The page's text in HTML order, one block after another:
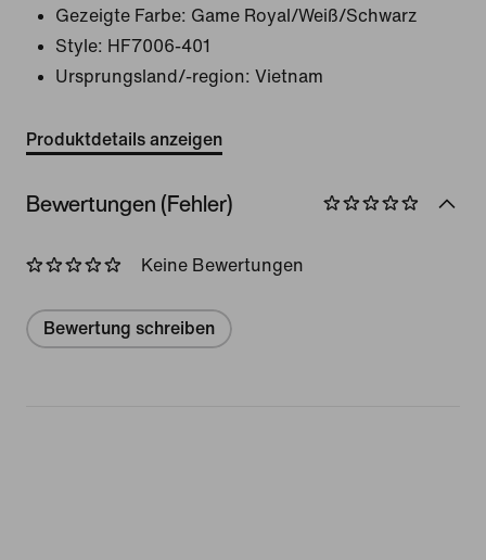
Gezeigte Farbe: Game Royal/Weiß/Schwarz
Style: HF7006-401
Ursprungsland/-region: Vietnam
Produktdetails anzeigen
Bewertungen (Fehler)
Keine Bewertungen
Bewertung schreiben